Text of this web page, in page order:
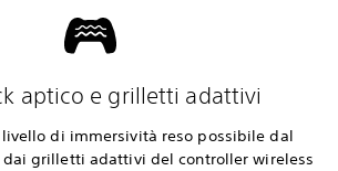
aptico e grilletti adattivi
livello di immersività reso possibile dal
grilletti adattivi del controller wireless